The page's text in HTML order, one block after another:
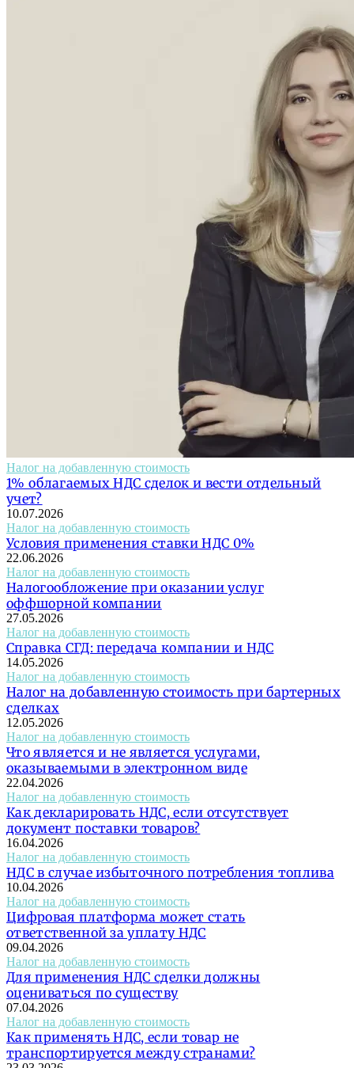
Налог на добавленную стоимость
1% облагаемых НДС сделок и вести отдельный
учет?
10.07.2026
Налог на добавленную стоимость
Условия применения ставки НДС 0%
22.06.2026
Налог на добавленную стоимость
Налогообложение при оказании услуг
оффшорной компании
27.05.2026
Налог на добавленную стоимость
Справка СГД: передача компании и НДС
14.05.2026
Налог на добавленную стоимость
Налог на добавленную стоимость при бартерных
сделках
12.05.2026
Налог на добавленную стоимость
Что является и не является услугами,
оказываемыми в электронном виде
22.04.2026
Налог на добавленную стоимость
Как декларировать НДС, если отсутствует
документ поставки товаров?
16.04.2026
Налог на добавленную стоимость
НДС в случае избыточного потребления топлива
10.04.2026
Налог на добавленную стоимость
Цифровая платформа может стать
ответственной за уплату НДС
09.04.2026
Налог на добавленную стоимость
Для применения НДС сделки должны
оцениваться по существу
07.04.2026
Налог на добавленную стоимость
Как применять НДС, если товар не
транспортируется между странами?